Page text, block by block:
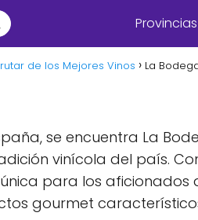
Provincias
de los Mejores Vinos La
se encuentra La
vinícola del país.
para los aficionados
gourmet